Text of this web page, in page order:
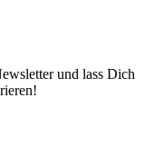
und lass Dich